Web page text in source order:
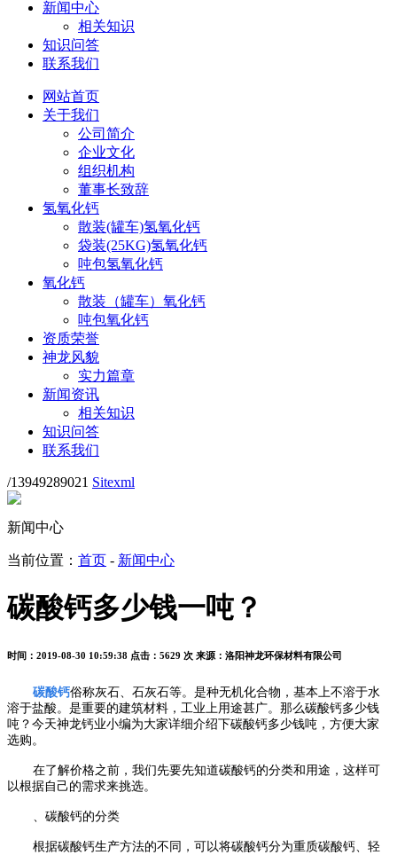
新闻中心
相关知识
知识问答
联系我们
网站首页
关于我们
公司简介
企业文化
组织机构
董事长致辞
氢氧化钙
散装(罐车)氢氧化钙
袋装(25KG)氢氧化钙
吨包氢氧化钙
氧化钙
散装（罐车）氧化钙
吨包氧化钙
资质荣誉
神龙风貌
实力篇章
新闻资讯
相关知识
知识问答
联系我们
/13949289021 Sitexml
新闻中心
当前位置： 首页 - 新闻中心
碳酸钙多少钱一吨？
时间：2019-08-30 10:59:38 点击：5629 次 来源：洛阳神龙环保材料有限公司
碳酸钙俗称灰石、石灰石等。是种无机化合物，基本上不溶于水
溶于盐酸。是重要的建筑材料，工业上用途甚广。那么碳酸钙多少钱
吨？今天神龙钙业小编为大家详细介绍下碳酸钙多少钱吨，方便大家
选购。
在了解价格之前，我们先要先知道碳酸钙的分类和用途，这样可
以根据自己的需求来挑选。
、碳酸钙的分类
根据碳酸钙生产方法的不同，可以将碳酸钙分为重质碳酸钙、轻